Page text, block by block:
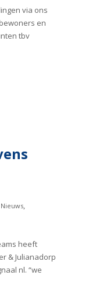
via ons
en
tbv
Nieuws,
heeft
& Julianadorp
nl. “we